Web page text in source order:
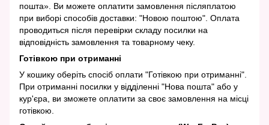
пошта». Ви можете оплатити замовлення післяплатою
при виборі способів доставки: "Новою поштою". Оплата
проводиться після перевірки складу посилки на
відповідність замовлення та товарному чеку.
Готівкою при отриманні
У кошику оберіть спосіб оплати "Готівкою при отриманні".
При отриманні посилки у відділенні "Нова пошта" або у
кур'єра, ви зможете оплатити за своє замовлення на місці
готівкою.